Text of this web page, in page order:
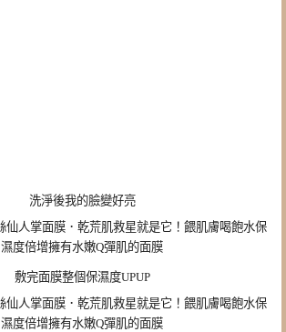
洗淨後我的臉變好亮
敷完面膜整個保濕度UPUP